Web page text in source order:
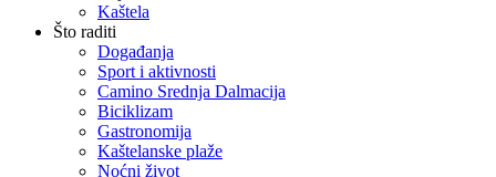
Kaštela
Što raditi
Događanja
Sport i aktivnosti
Camino Srednja Dalmacija
Biciklizam
Gastronomija
Kaštelanske plaže
Noćni život